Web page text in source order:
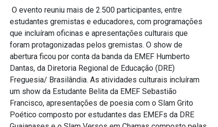
O evento reuniu mais de 2.500 participantes, entre
estudantes gremistas e educadores, com programações
que incluíram oficinas e apresentações culturais que
foram protagonizadas pelos gremistas. O show de
abertura ficou por conta da banda da EMEF Humberto
Dantas, da Diretoria Regional de Educação (DRE)
Freguesia/ Brasilândia. As atividades culturais incluíram
um show da Estudante Belita da EMEF Sebastião
Francisco, apresentações de poesia com o Slam Grito
Poético composto por estudantes das EMEFs da DRE